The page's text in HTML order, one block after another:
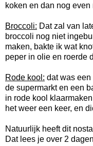
koken en dan nog
Broccoli: Dat zal van
broccoli nog niet
maken, bakte ik wat
peper in olie en roerde
Rode kool: dat was
de supermarkt en een
in rode kool
het weer een keer, en
Natuurlijk heeft dit
Dat lees je over 2